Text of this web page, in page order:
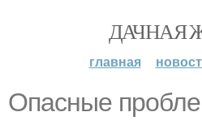
ДАЧНАЯ
главная
Опасные